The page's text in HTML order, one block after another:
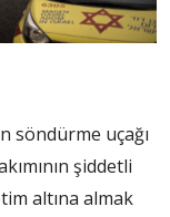
söndürme uçağı
şiddetli
altına almak